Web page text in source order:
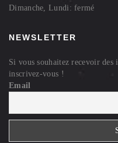
Dimanche, Lundi: fermé
NEWSLETTER
Si vous souhaitez recevoir des
inscrivez-vous !
Email